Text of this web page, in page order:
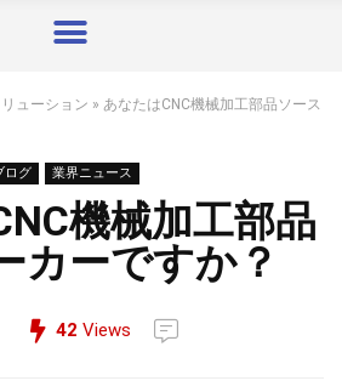
ューション » あなたはCNC機械加工部品ソース
ログ 業界ニュース
機械加工部品
カーですか？
42 Views